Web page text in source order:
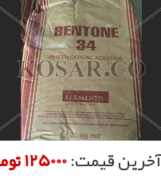
آخرین قیمت:125000 تومان